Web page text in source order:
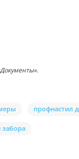
профнастил
забора